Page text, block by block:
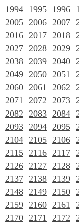
1994 1995 1996
2005 2006 2007
2016 2017 2018
2027 2028 2029
2038 2039 2040
2049 2050 2051
2060 2061 2062
2071 2072 2073
2082 2083 2084
2093 2094 2095
2104 2105 2106
2115 2116 2117
2126 2127 2128
2137 2138 2139
2148 2149 2150
2159 2160 2161
2170 2171 2172